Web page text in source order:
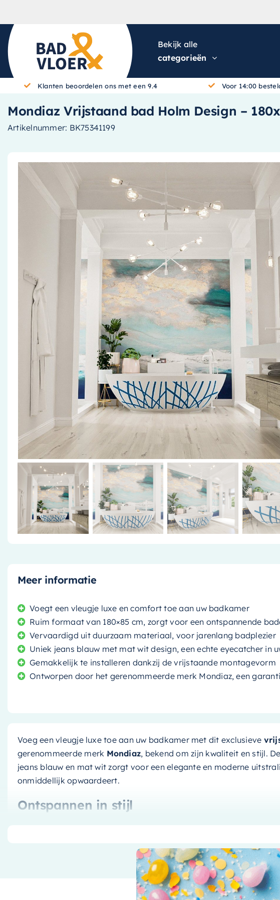
Bekijk alle
categorieën
Klanten beoordelen ons met een 9.4 Voor 14:00
Mondiaz Vrijstaand bad Holm Design –
Artikelnummer: BK75341199
Meer informatie
Voegt een vleugje luxe en comfort toe aan uw badkamer
Ruim formaat van 180×85 cm, zorgt voor een ontspannende
Vervaardigd uit duurzaam materiaal, voor jarenlang badplezier
Uniek jeans blauw met mat wit design, een echte eyecatcher in
Gemakkelijk te installeren dankzij de vrijstaande montagevorm
Ontworpen door het gerenommeerde merk Mondiaz, een
Voeg een vleugje luxe toe aan uw badkamer met dit exclusieve
gerenommeerde merk Mondiaz, bekend om zijn kwaliteit en stijl.
jeans blauw en mat wit zorgt voor een elegante en moderne
onmiddellijk opwaardeert.
Ontspannen in stijl
biedt dit vrijstaande
een ontspannende badervaring. Het stijlvolle design,
kleurencombinatie van jeans blauw en mat wit, maakt dit bad tot